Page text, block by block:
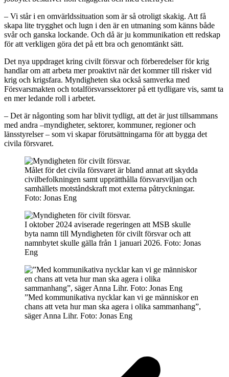
– Vi står i en omvärldssituation som är så otroligt skakig. Att få
skapa lite trygghet och lugn i den är en utmaning som känns både
svår och ganska lockande. Och då är ju kommunikation ett redskap
för att verkligen göra det på ett bra och genomtänkt sätt.
Det nya uppdraget kring civilt försvar och förberedelser för krig
handlar om att arbeta mer proaktivt när det kommer till risker vid
krig och krigsfara. Myndigheten ska också samverka med
Försvarsmakten och totalförsvarssektorer på ett tydligare vis, samt ta
en mer ledande roll i arbetet.
– Det är någonting som har blivit tydligt, att det är just tillsammans
med andra –myndigheter, sektorer, kommuner, regioner och
länsstyrelser – som vi skapar förutsättningarna för att bygga det
civila försvaret.
Målet för det civila försvaret är bland annat att skydda
civilbefolkningen samt upprätthålla försvarsviljan och
samhällets motståndskraft mot externa påtryckningar.
Foto: Jonas Eng
I oktober 2024 aviserade regeringen att MSB skulle
byta namn till Myndigheten för civilt försvar och att
namnbytet skulle gälla från 1 januari 2026. Foto: Jonas
Eng
”Med kommunikativa nycklar kan vi ge människor en
chans att veta hur man ska agera i olika sammanhang”,
säger Anna Lihr. Foto: Jonas Eng